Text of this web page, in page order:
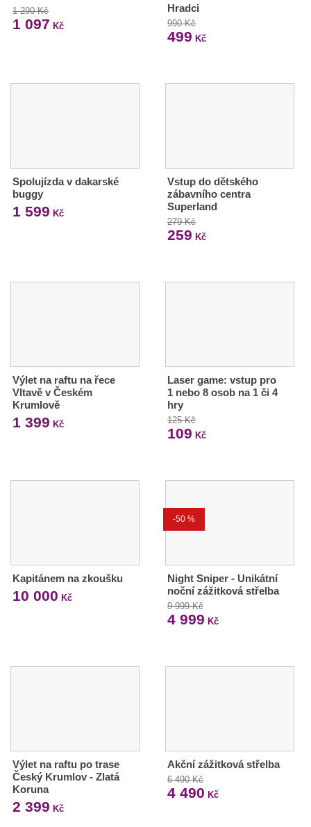
1 290 Kč
1 097 Kč
Hradci
990 Kč
499 Kč
Spolujízda v dakarské
buggy
1 599 Kč
Vstup do dětského
zábavního centra
Superland
279 Kč
259 Kč
Výlet na raftu na řece
Vltavě v Českém
Krumlově
1 399 Kč
Laser game: vstup pro
1 nebo 8 osob na 1 či 4
hry
125 Kč
109 Kč
Kapitánem na zkoušku
10 000 Kč
-50 %
Night Sniper - Unikátní
noční zážitková střelba
9 999 Kč
4 999 Kč
Výlet na raftu po trase
Český Krumlov - Zlatá
Koruna
2 399 Kč
Akční zážitková střelba
6 490 Kč
4 490 Kč